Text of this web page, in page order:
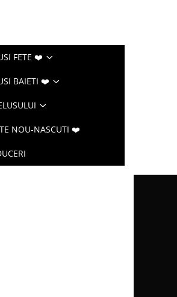
FETE ❤️
BAIETI ❤️
NOU-NASCUTI ❤️